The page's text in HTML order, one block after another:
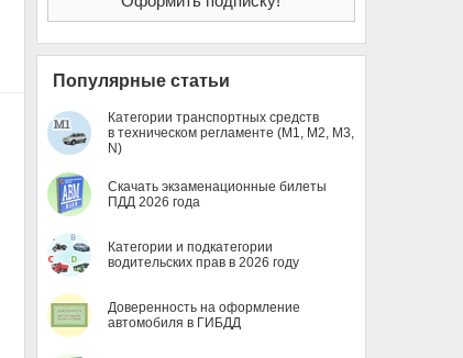
Популярные статьи
Категории транспортных средств
в техническом регламенте (M1, M2, M3,
N)
Скачать экзаменационные билеты
ПДД 2026 года
Категории и подкатегории
водительских прав в 2026 году
Доверенность на оформление
автомобиля в ГИБДД